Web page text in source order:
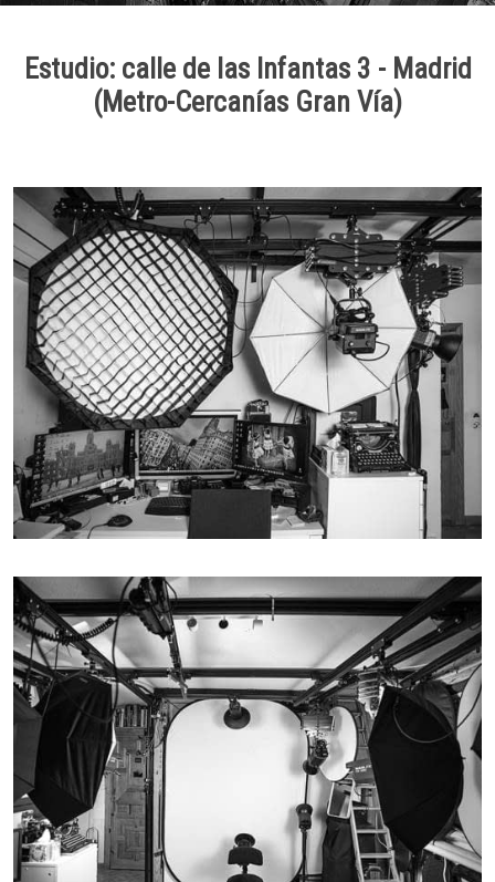
Estudio: calle de las Infantas 3 - Madrid
(Metro-Cercanías Gran Vía)